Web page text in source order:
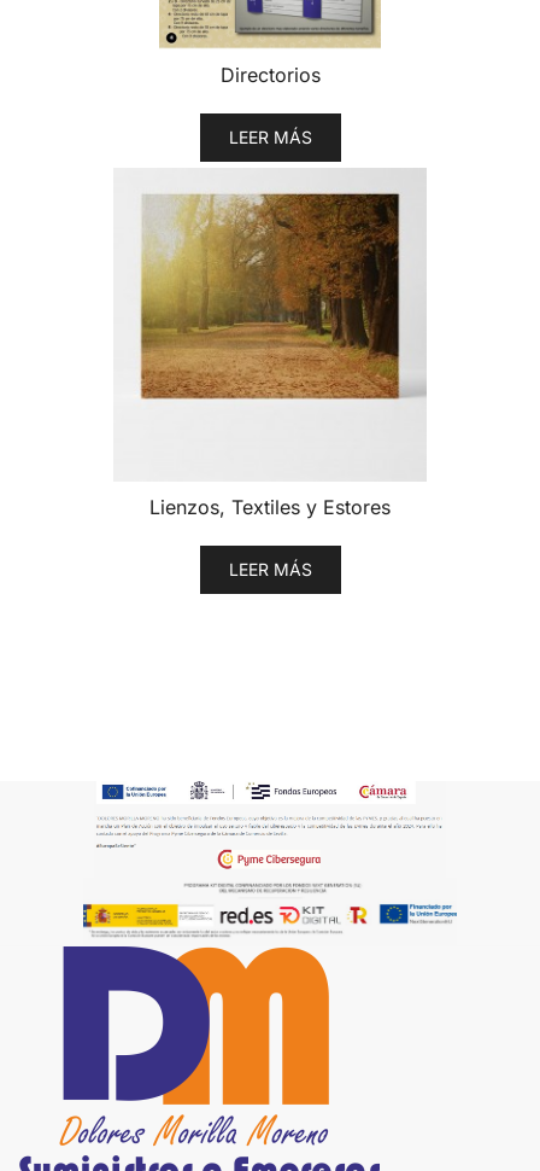
Directorios
LEER MÁS
Lienzos, Textiles y Estores
LEER MÁS